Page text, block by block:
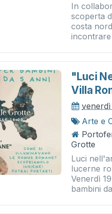
In
scoperta
costa
incontrare
"luci
Villa
venerdì
Arte e
Grotte
Luci
lucerne
Venerdì
bambini